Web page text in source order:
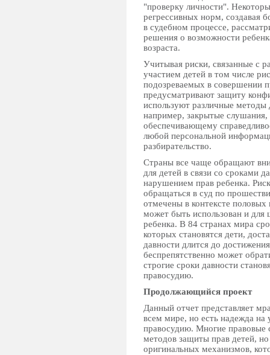
"проверку личности".
регрессивных норм, создавая
в судебном процессе,
решения о возможности
возраста.
Учитывая риски, связанные с
участием детей в том числе
подозреваемых в совершении
предусматривают защиту
используют различные
например, закрытые слушания,
обеспечивающему
любой персональной
разбирательство.
Страны все чаще обращают
для детей в связи со сроками
нарушением прав ребенка.
обращаться в суд по
отмечены в контексте
может быть использован и для
ребенка. В 84 странах мира
которых становятся дети,
давности длится до
беспрепятственно может
строгие сроки давности
правосудию.
Продолжающийся проект
Данный отчет представляет
всем мире, но есть надежда на
правосудию. Многие правовые
методов защиты прав детей,
оригинальных механизмов,